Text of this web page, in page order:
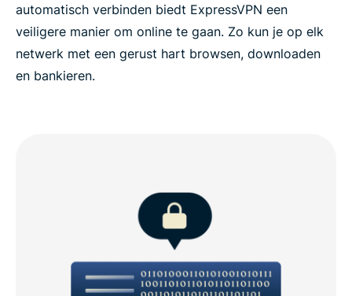
automatisch verbinden biedt ExpressVPN een
veiligere manier om online te gaan. Zo kun je op elk
netwerk met een gerust hart browsen, downloaden
en bankieren.